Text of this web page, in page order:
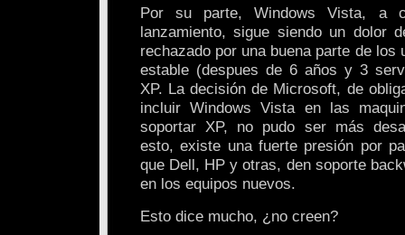
Por su parte, Windows Vista, a
lanzamiento, sigue siendo un dolor
rechazado por una buena parte de los
estable (despues de 6 años y 3
XP. La decisión de Microsoft, de
incluir Windows Vista en las
soportar XP, no pudo ser más
esto, existe una fuerte presión por
que Dell, HP y otras, den soporte
en los equipos nuevos.
Esto dice mucho, ¿no creen?